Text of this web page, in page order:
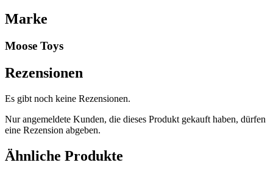
Marke
Moose Toys
Rezensionen
Es gibt noch keine Rezensionen.
Nur angemeldete Kunden, die dieses Produkt gekauft haben, dürfen
eine Rezension abgeben.
Ähnliche Produkte